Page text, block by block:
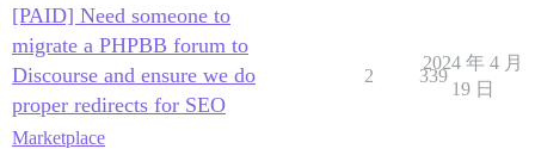
[PAID] Need someone to
migrate a PHPBB forum to
Discourse and ensure we do
proper redirects for SEO
Marketplace
2 339
2024 年 4 月
19 日